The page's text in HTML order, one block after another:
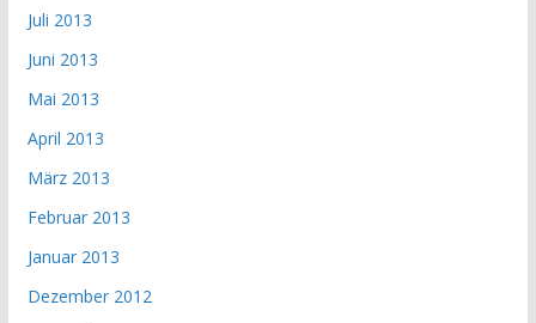
Juli 2013
Juni 2013
Mai 2013
April 2013
März 2013
Februar 2013
Januar 2013
Dezember 2012